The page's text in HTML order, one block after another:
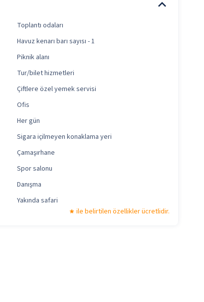
Toplantı odaları
Havuz kenarı barı sayısı - 1
Piknik alanı
Tur/bilet hizmetleri
Çiftlere özel yemek servisi
Ofis
Her gün
Sigara içilmeyen konaklama yeri
Çamaşırhane
Spor salonu
Danışma
Yakında safari
ile belirtilen özellikler ücretlidir.